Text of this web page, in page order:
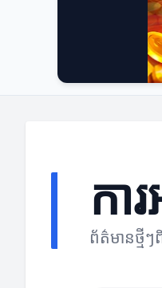
កា
ព័ត៌មានថ្មីៗ